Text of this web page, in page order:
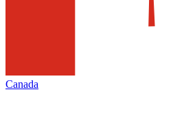
Canada